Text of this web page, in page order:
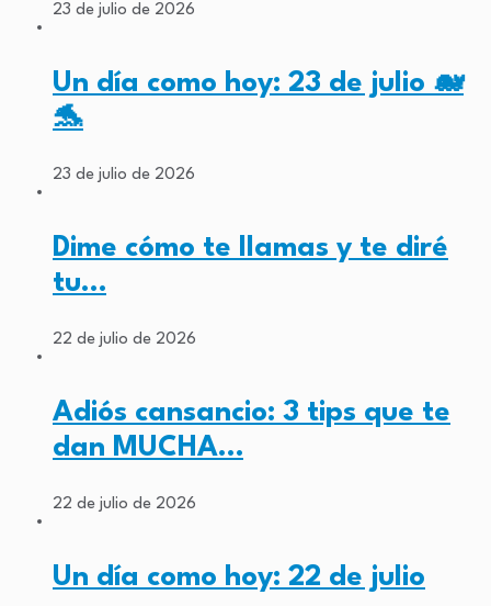
23 de julio de 2026
Un día como hoy: 23 de julio 🐋
🐬
23 de julio de 2026
Dime cómo te llamas y te diré
tu…
22 de julio de 2026
Adiós cansancio: 3 tips que te
dan MUCHA…
22 de julio de 2026
Un día como hoy: 22 de julio